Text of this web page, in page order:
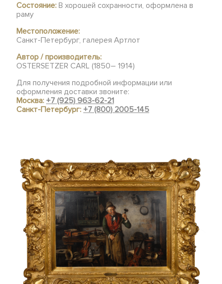
Состояние: В хорошей сохранности, оформлена в
раму
Местоположение:
Санкт-Петербург, галерея Артлот
Автор / производитель:
OSTERSETZER CARL (1850– 1914)
Для получения подробной информации или
оформления доставки звоните:
Москва:+7 (925) 963-62-21
Санкт-Петербург:+7 (800) 2005-145